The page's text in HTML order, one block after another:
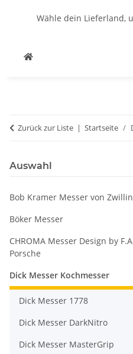
Wähle dein Lieferland,
Zurück zur Liste Startseite
Auswahl
Bob Kramer Messer von
Böker Messer
CHROMA Messer Design by
Porsche
Dick Messer Kochmesser
Dick Messer 1778
Dick Messer DarkNitro
Dick Messer MasterGrip